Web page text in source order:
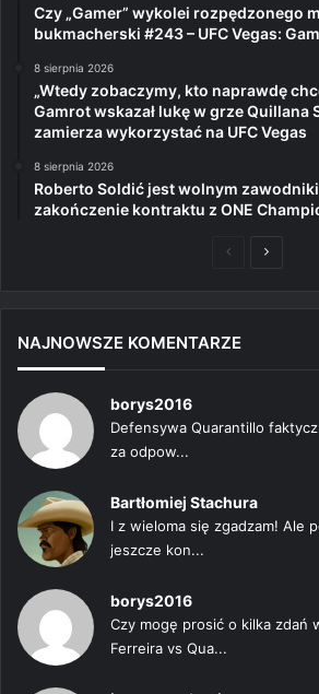
Czy „Gamer” wykolei rozpędzonego
bukmacherski #243 – UFC Vegas:
8 sierpnia 2026
„Wtedy zobaczymy, kto naprawdę
Gamrot wskazał lukę w grze Quillana
zamierza wykorzystać na UFC Vegas
8 sierpnia 2026
Roberto Soldić jest wolnym
zakończenie kontraktu z ONE
PoprzedniaNastępna
NAJNOWSZE KOMENTARZE
borys2016
Defensywa Quarantillo
za odpow...
Bartłomiej Stachura
I z wieloma się zgadzam! Ale
jeszcze kon...
borys2016
Czy mogę prosić o kilka zdań
Ferreira vs Qua...